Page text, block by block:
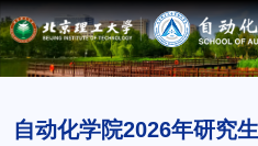
自动化学院2026年研究